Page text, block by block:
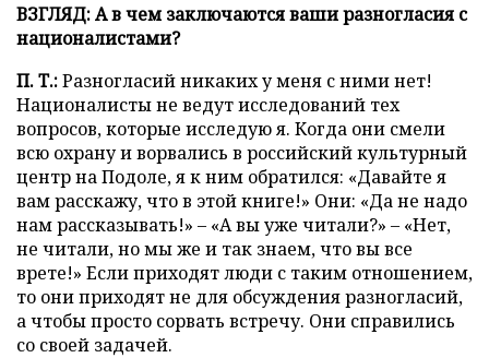
ВЗГЛЯД: А в чем заключаются ваши разногласия с
националистами?
П. Т.:Разногласий никаких у меня с ними нет!
Националисты не ведут исследований тех
вопросов, которые исследую я. Когда они смели
всю охрану и ворвались в российский культурный
центр на Подоле, я к ним обратился: «Давайте я
вам расскажу, что в этой книге!» Они: «Да не надо
нам рассказывать!» – «А вы уже читали?» – «Нет,
не читали, но мы же и так знаем, что вы все
врете!» Если приходят люди с таким отношением,
то они приходят не для обсуждения разногласий,
а чтобы просто сорвать встречу. Они справились
со своей задачей.